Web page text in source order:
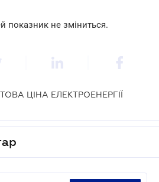
показник не зміниться.
ЦІНА ЕЛЕКТРОЕНЕРГІЇ